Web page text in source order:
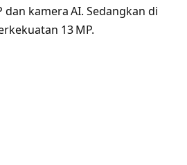
dan kamera AI. Sedangkan di
13 MP.